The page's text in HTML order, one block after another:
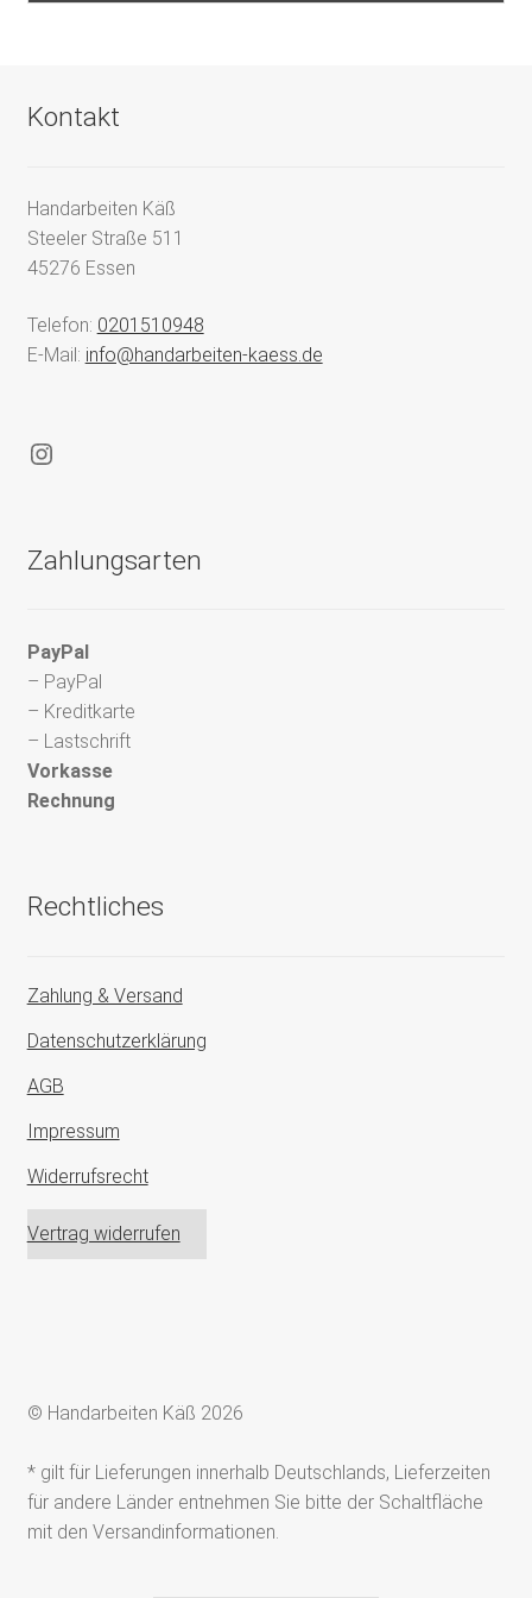
Kontakt
Handarbeiten Käß
Steeler Straße 511
45276 Essen
Telefon: 0201510948
E-Mail: info@handarbeiten-kaess.de
Instagram
Zahlungsarten
PayPal
– PayPal
– Kreditkarte
– Lastschrift
Vorkasse
Rechnung
Rechtliches
Zahlung & Versand
Datenschutzerklärung
AGB
Impressum
Widerrufsrecht
Vertrag widerrufen
© Handarbeiten Käß 2026
* gilt für Lieferungen innerhalb Deutschlands, Lieferzeiten
für andere Länder entnehmen Sie bitte der Schaltfläche
mit den Versandinformationen.